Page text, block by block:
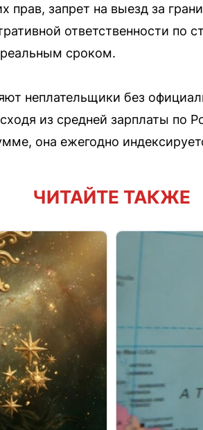
прав, запрет на выезд за
ответственности по
реальным сроком.
неплательщики без
из средней зарплаты по
она ежегодно
ЧИТАЙТЕ ТАКЖЕ